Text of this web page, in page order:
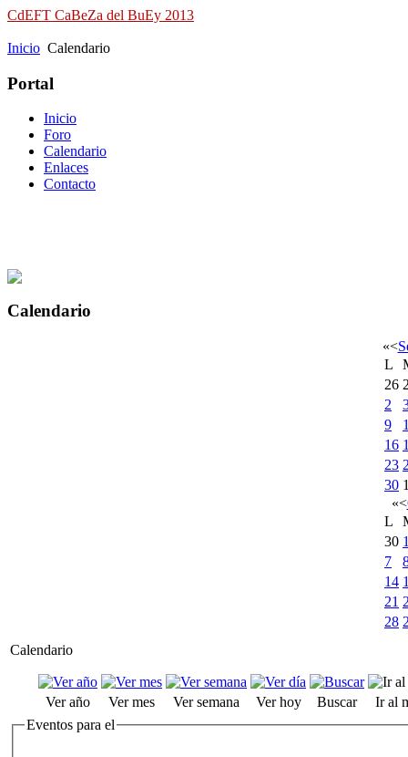
CdEFT CaBeZa del BuEy 2013
Inicio Calendario
Portal
Inicio
Foro
Calendario
Enlaces
Contacto
Calendario
«<
L
26
2
9
16
23
30
«<
L
30
7
14
21
28
Calendario
Ver año Ver mes Ver semana Ver hoy Buscar
Ir al
Eventos para el